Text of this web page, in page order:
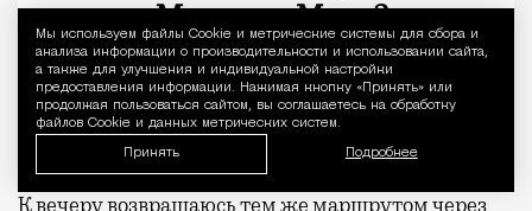
Уведомление
Мы используем файлы Сookie и метрические системы для сбора и
анализа информации о производительности и использовании сайта,
а также для улучшения и индивидуальной настройки
предоставления информации. Нажимая кнопку «Принять» или
продолжая пользоваться сайтом, вы соглашаетесь на обработку
файлов Cookie и данных метрических систем.
Принять Подробнее
и само понятие отпуска — и вот бассейн в парке с
рабочим Wi-Fi выглядит не курьезом, а точным
ответом на запрос.
Вместо чемодана
К вечеру возвращаюсь тем же маршрутом через